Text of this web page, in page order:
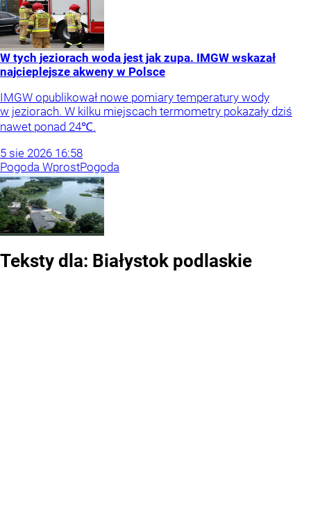
W tych jeziorach woda jest jak zupa. IMGW wskazał
najcieplejsze akweny w Polsce
IMGW opublikował nowe pomiary temperatury wody
w jeziorach. W kilku miejscach termometry pokazały dziś
nawet ponad 24℃.
5 sie 2026 16:58
Pogoda WprostPogoda
Teksty dla: Białystok podlaskie